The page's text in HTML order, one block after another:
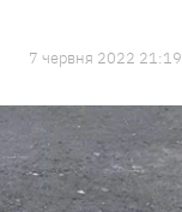
7 червня 2022 21:19